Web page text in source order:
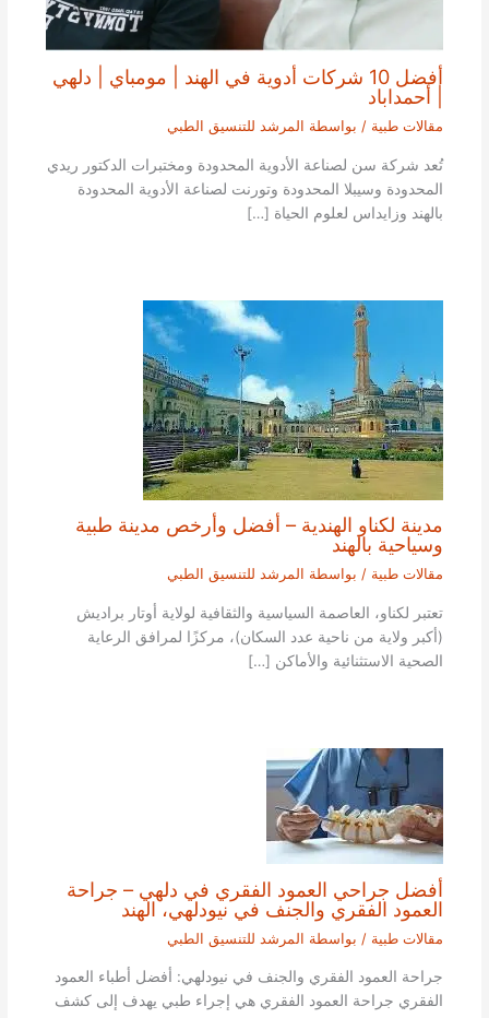
أفضل 10 شركات أدوية في الهند | مومباي | دلهي
| أحمداباد
مقالات طبية / بواسطة المرشد للتنسيق الطبي
تُعد شركة سن لصناعة الأدوية المحدودة ومختبرات الدكتور ريدي
المحدودة وسيبلا المحدودة وتورنت لصناعة الأدوية المحدودة
بالهند وزايداس لعلوم الحياة […]
مدينة لكناو الهندية – أفضل وأرخص مدينة طبية
وسياحية بالهند
مقالات طبية / بواسطة المرشد للتنسيق الطبي
تعتبر لكناو، العاصمة السياسية والثقافية لولاية أوتار براديش
(أكبر ولاية من ناحية عدد السكان)، مركزًا لمرافق الرعاية
الصحية الاستثنائية والأماكن […]
أفضل جراحي العمود الفقري في دلهي – جراحة
العمود الفقري والجنف في نيودلهي، الهند
مقالات طبية / بواسطة المرشد للتنسيق الطبي
جراحة العمود الفقري والجنف في نيودلهي: أفضل أطباء العمود
الفقري جراحة العمود الفقري هي إجراء طبي يهدف إلى كشف